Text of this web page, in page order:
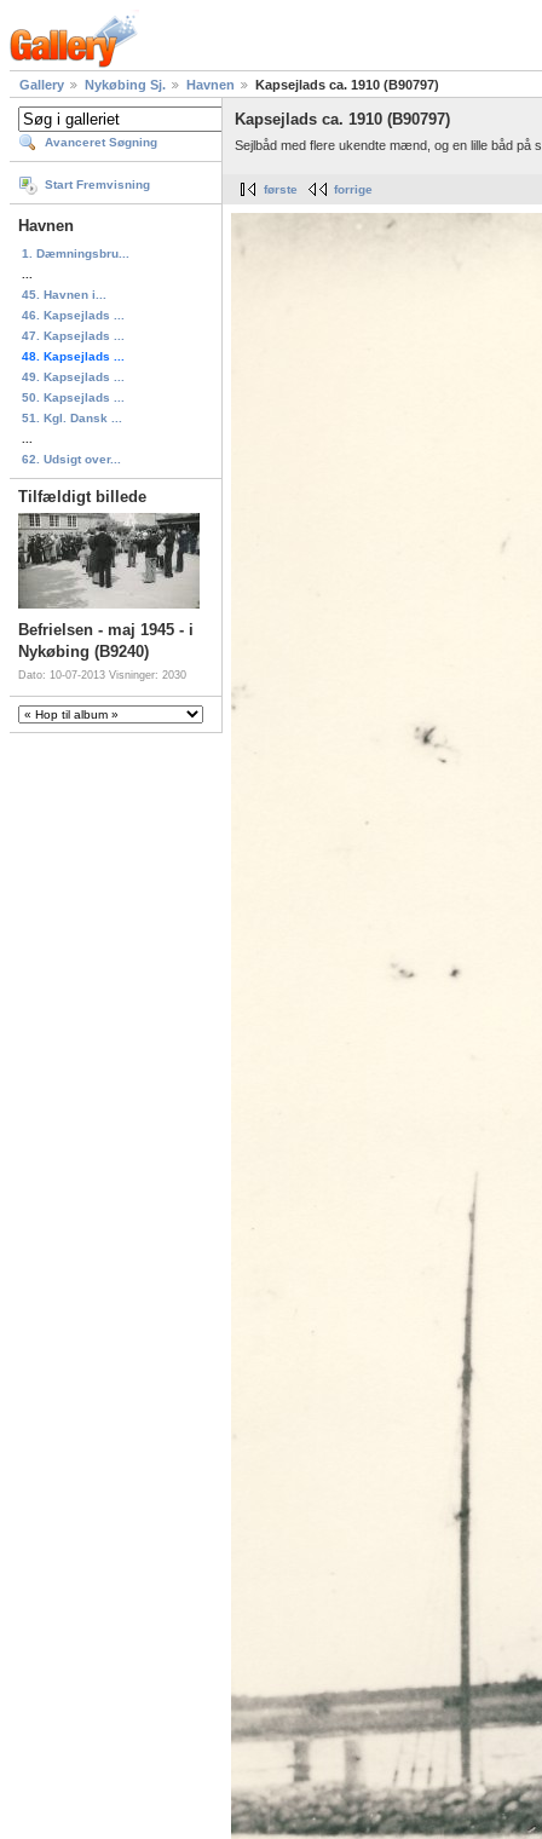
Gallery Nykøbing Sj. Havnen Kapsejlads ca. 1910 (B90797)
Avanceret Søgning
Start Fremvisning
Havnen
1. Dæmningsbru...
45. Havnen i...
46. Kapsejlads ...
47. Kapsejlads ...
48. Kapsejlads ...
49. Kapsejlads ...
50. Kapsejlads ...
51. Kgl. Dansk ...
62. Udsigt over...
Tilfældigt billede
Befrielsen - maj 1945 - i
Nykøbing (B9240)
Dato: 10-07-2013 Visninger: 2030
Kapsejlads ca. 1910 (B90797)
Sejlbåd med flere ukendte mænd, og en lille båd på
første forrige